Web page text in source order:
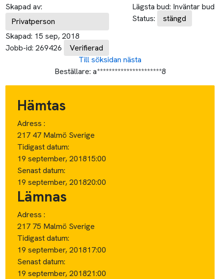
Skapad av:
Privatperson
Skapad: 15 sep, 2018
Jobb-id: 269426 Verifierad
Lägsta bud: Inväntar bud
Status:
stängd
Till söksidan nästa
Beställare: a**********************8
Hämtas
Adress :
217 47 Malmö Sverige
Tidigast datum:
19 september, 201815:00
Senast datum:
19 september, 201820:00
Lämnas
Adress :
217 75 Malmö Sverige
Tidigast datum:
19 september, 201817:00
Senast datum:
19 september, 201821:00